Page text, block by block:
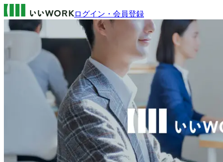
ログイン・会員登録